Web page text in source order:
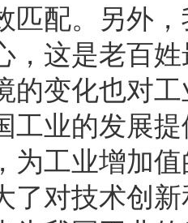
匹配。另外
，这是老百
的变化也对
工业的发展
为工业增加
了对技术创